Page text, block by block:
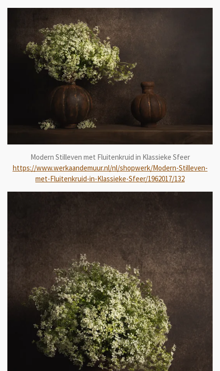
Modern Stilleven met Fluitenkruid in Klassieke Sfeer
https://www.werkaandemuur.nl/nl/shopwerk/Modern-Stilleven-
met-Fluitenkruid-in-Klassieke-Sfeer/1962017/132